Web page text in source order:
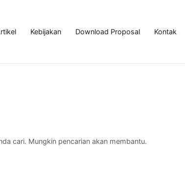
Kebijakan Download Proposal Kontak
cari. Mungkin pencarian akan membantu.